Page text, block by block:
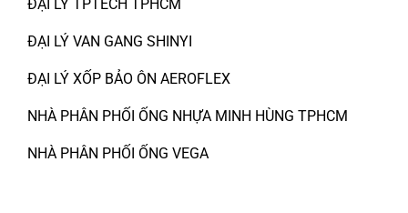
ĐẠI LÝ TPTECH TPHCM
ĐẠI LÝ VAN GANG SHINYI
ĐẠI LÝ XỐP BẢO ÔN AEROFLEX
NHÀ PHÂN PHỐI ỐNG NHỰA MINH HÙNG TPHCM
NHÀ PHÂN PHỐI ỐNG VEGA